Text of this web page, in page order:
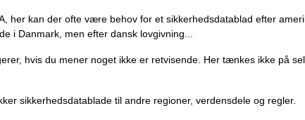
kan der ofte være behov for et sikkerhedsdatablad efter
i Danmark, men efter dansk lovgivning...
hvis du mener noget ikke er retvisende. Her tænkes ikke på
sikkerhedsdatablade til andre regioner, verdensdele og regler.